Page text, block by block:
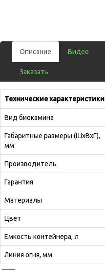
Описание Видео
Заказать
Технические характеристики
Вид биокамина
Габаритные размеры (ШхВхГ),
мм
Производитель
Гарантия
Материалы
Цвет
Емкость контейнера, л
Линия огня, мм